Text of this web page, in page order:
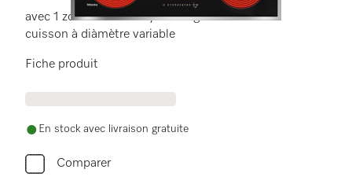
avec 1 zone de cuisson/rôtissage et 1 zone de
cuisson à diàmètre variable
Fiche produit
En stock avec livraison gratuite
Comparer